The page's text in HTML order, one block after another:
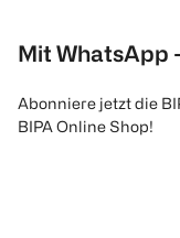
Mit WhatsApp
Abonniere jetzt die
BIPA Online Shop!